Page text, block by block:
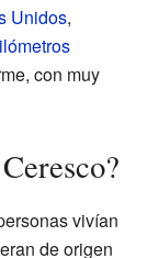
Unidos,
con muy
vivían
de origen